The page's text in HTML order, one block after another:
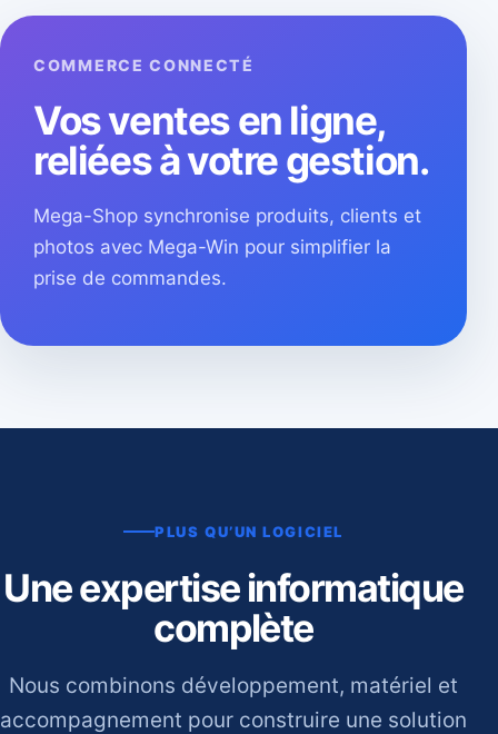
COMMERCE CONNECTÉ
Vos ventes en ligne,
reliées à votre gestion.
Mega-Shop synchronise produits, clients et
photos avec Mega-Win pour simplifier la
prise de commandes.
PLUS QU’UN LOGICIEL
Une expertise informatique
complète
Nous combinons développement, matériel et
accompagnement pour construire une solution